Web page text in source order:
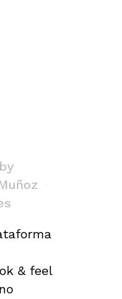
by
& feel